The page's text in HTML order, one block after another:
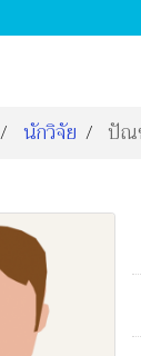
นักวิจัย ปัณ